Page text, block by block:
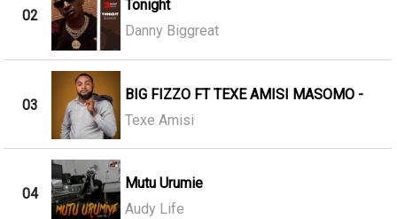
02
Tonight
Danny Biggreat
03
BIG FIZZO FT TEXE AMISI MASOMO -
Texe Amisi
04
Mutu Urumie
Audy Life